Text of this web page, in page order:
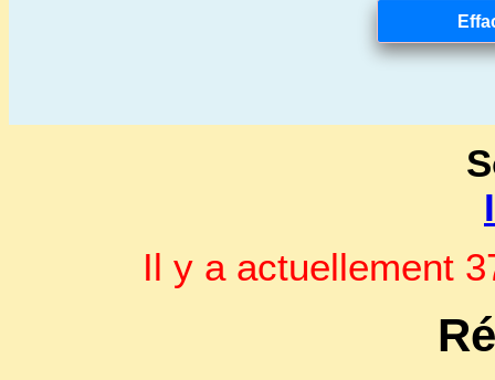
Il y a actuellement